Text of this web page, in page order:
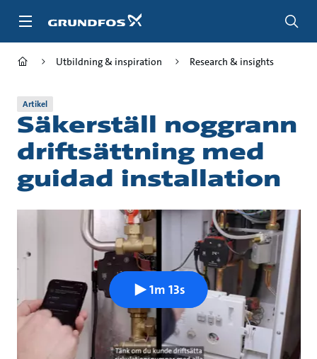
Utbildning & inspiration Research & insights
Artikel
Säkerställ noggrann
driftsättning med
guidad installation
1m 13s